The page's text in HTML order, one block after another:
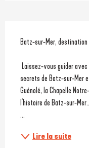
Description
Batz-sur-Mer,
secrets de Batz-sur-Mer
Guénolé, la Chapelle
l'histoire de Batz-sur-
...
Lire la suite